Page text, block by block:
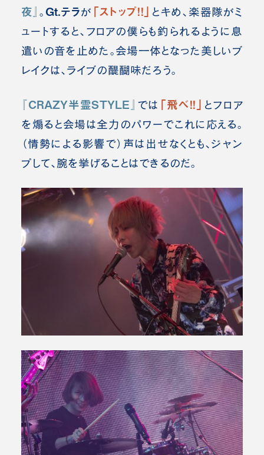
夜』 。 Gt.テラが 「ストップ！！」 とキめ、楽器隊がミ
ュートすると、フロアの僕らも釣られるように息
遣いの音を止めた。会場一体となった美しいブ
レイクは、ライブの醍醐味だろう。
『CRAZY半霊STYLE』 では 「飛べ！！」 とフロア
を煽ると会場は全力のパワーでこれに応える。
（情勢による影響で）声は出せなくとも、ジャン
プして、腕を挙げることはできるのだ。